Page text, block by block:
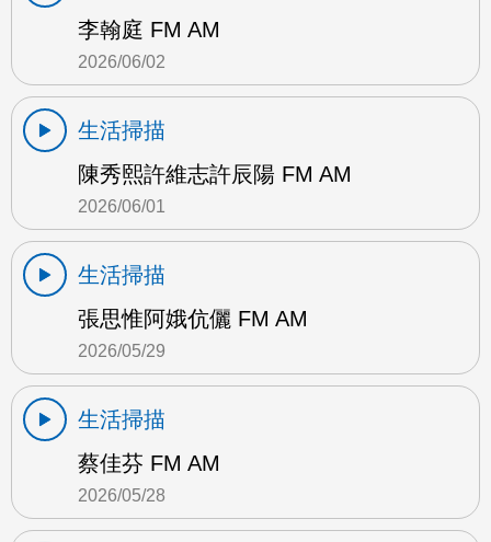
李翰庭 FM AM
2026/06/02
生活掃描
陳秀熙許維志許辰陽 FM AM
2026/06/01
生活掃描
張思惟阿娥伉儷 FM AM
2026/05/29
生活掃描
蔡佳芬 FM AM
2026/05/28